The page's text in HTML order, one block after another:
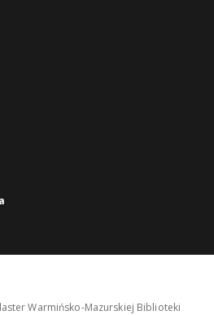
Warmińsko-Mazurskiej Biblioteki